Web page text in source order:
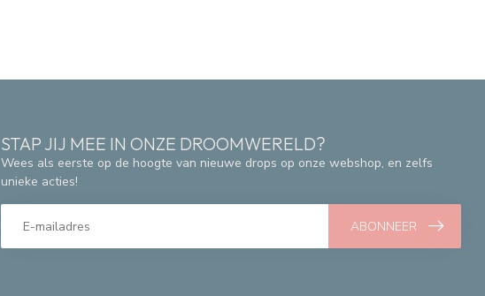
STAP JIJ MEE IN ONZE DROOMWERELD?
Wees als eerste op de hoogte van nieuwe drops op onze webshop, en zelfs
unieke acties!
ABONNEER